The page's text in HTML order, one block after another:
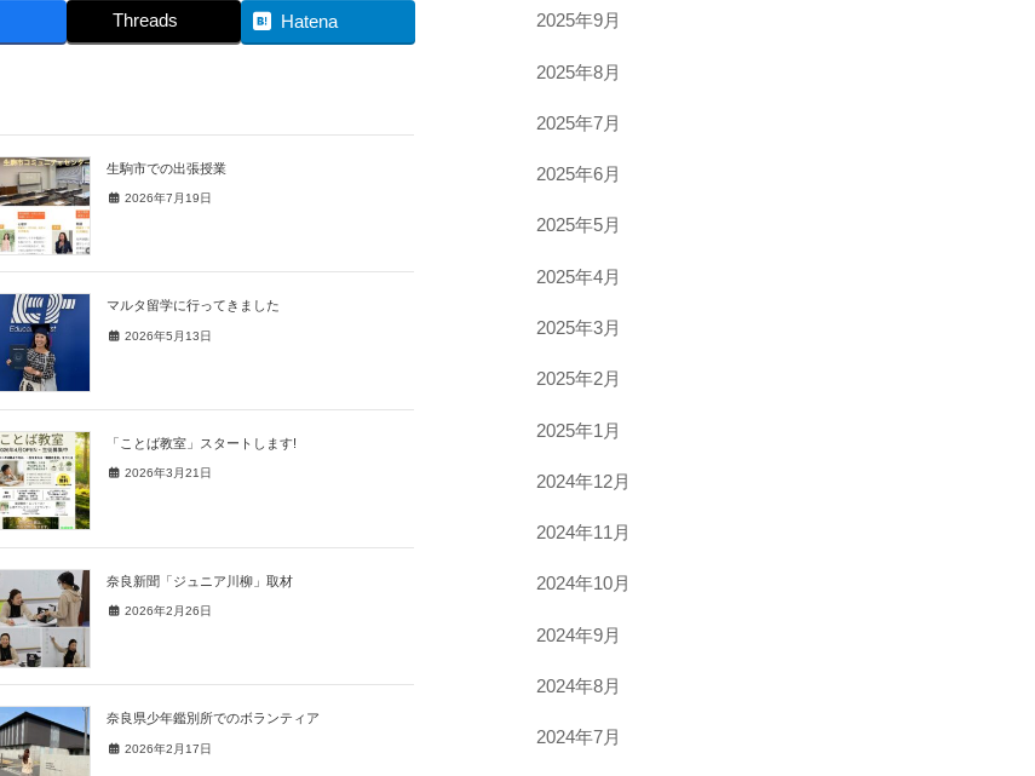
Threads Hatena
生駒市での出張授業
2026年7月19日
マルタ留学に行ってきました
2026年5月13日
「ことば教室」スタートします!
2026年3月21日
奈良新聞「ジュニア川柳」取材
2026年2月26日
奈良県少年鑑別所でのボランティア
2026年2月17日
2025年9月
2025年8月
2025年7月
2025年6月
2025年5月
2025年4月
2025年3月
2025年2月
2025年1月
2024年12月
2024年11月
2024年10月
2024年9月
2024年8月
2024年7月